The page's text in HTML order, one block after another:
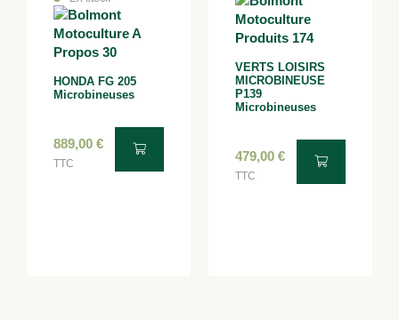
HONDA FG 205
Microbineuses
889,00 €
TTC
VERTS LOISIRS
MICROBINEUSE
P139
Microbineuses
479,00 €
TTC